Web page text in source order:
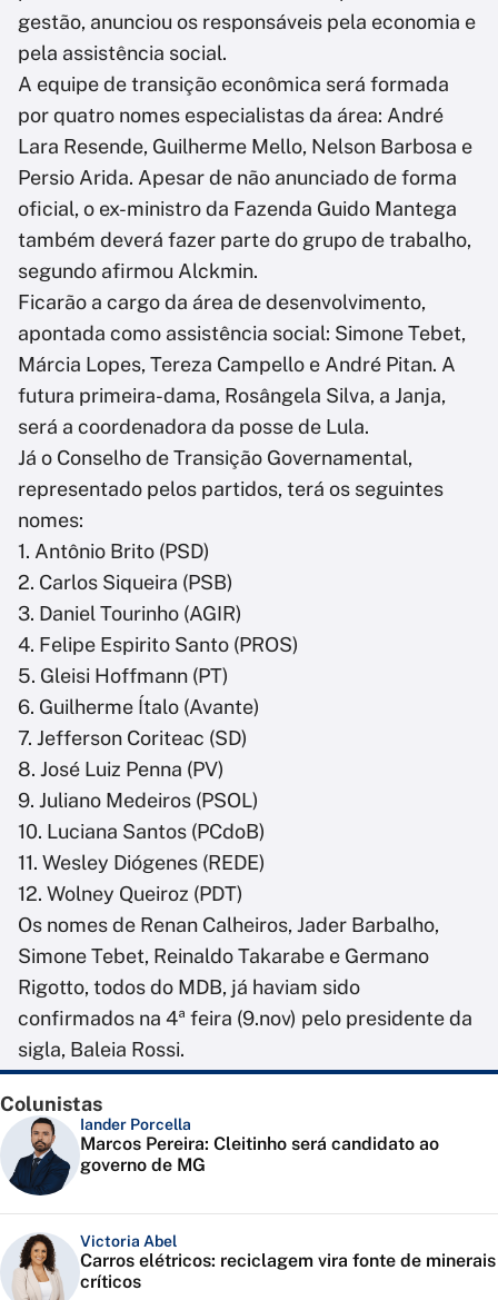
gestão, anunciou os responsáveis pela economia e
pela assistência social.
A equipe de transição econômica será formada
por quatro nomes especialistas da área: André
Lara Resende, Guilherme Mello, Nelson Barbosa e
Persio Arida. Apesar de não anunciado de forma
oficial, o ex-ministro da Fazenda Guido Mantega
também deverá fazer parte do grupo de trabalho,
segundo afirmou Alckmin.
Ficarão a cargo da área de desenvolvimento,
apontada como assistência social: Simone Tebet,
Márcia Lopes, Tereza Campello e André Pitan. A
futura primeira-dama, Rosângela Silva, a Janja,
será a coordenadora da posse de Lula.
Já o Conselho de Transição Governamental,
representado pelos partidos, terá os seguintes
nomes:
1. Antônio Brito (PSD)
2. Carlos Siqueira (PSB)
3. Daniel Tourinho (AGIR)
4. Felipe Espirito Santo (PROS)
5. Gleisi Hoffmann (PT)
6. Guilherme Ítalo (Avante)
7. Jefferson Coriteac (SD)
8. José Luiz Penna (PV)
9. Juliano Medeiros (PSOL)
10. Luciana Santos (PCdoB)
11. Wesley Diógenes (REDE)
12. Wolney Queiroz (PDT)
Os nomes de Renan Calheiros, Jader Barbalho,
Simone Tebet, Reinaldo Takarabe e Germano
Rigotto, todos do MDB, já haviam sido
confirmados na 4ª feira (9.nov) pelo presidente da
sigla, Baleia Rossi.
Colunistas
Iander Porcella
Marcos Pereira: Cleitinho será candidato ao
governo de MG
Victoria Abel
Carros elétricos: reciclagem vira fonte de minerais
críticos